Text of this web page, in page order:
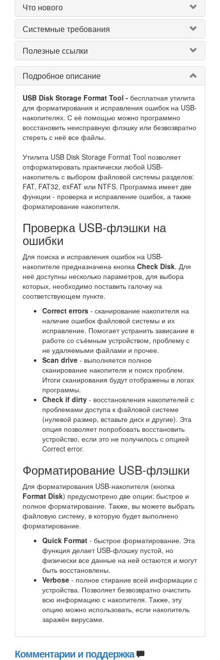
Что нового
Системные требования
Полезные ссылки
Подробное описание
USB Disk Storage Format Tool - бесплатная утилита
для форматирования и исправления ошибок на USB-
накопителях. С её помощью можно программно
восстановить неисправную флэшку или безвозвратно
стереть с неё все файлы.
Утилита USB Disk Storage Format Tool позволяет
отформатировать практически любой USB-
накопитель с выбором файловой системы разделов:
FAT, FAT32, exFAT или NTFS. Программа имеет две
функции - проверка и исправление ошибок, а также
форматирование накопителя.
Проверка USB-флэшки на
ошибки
Для поиска и исправления ошибок на USB-
накопителе предназначена кнопка Check Disk. Для
неё доступны несколько параметров, для выбора
которых, необходимо поставить галочку на
соответствующем пункте.
Correct errors - сканирование накопителя на
наличие ошибок файловой системы и их
исправление. Помогает устранить зависание в
работе со съёмным устройством, проблему с
не удаляемыми файлами и прочее.
Scan drive - выполняется полное
сканирование накопителя и поиск проблем.
Итоги сканирования будут отображены в логах
программы.
Check if dirty - восстановления накопителей с
проблемами доступа к файловой системе
(нулевой размер, вставьте диск и другие). Эта
опция позволяет попробовать восстановить
устройство, если это не получилось с опцией
Correct error.
Форматирование USB-флэшки
Для форматирования USB-накопителя (кнопка
Format Disk) предусмотрено две опции: быстрое и
полное форматирование. Также, вы можете выбрать
файловую систему, в которую будет выполнено
форматирование.
Quick Format - быстрое форматирование. Эта
функция делает USB-флэшку пустой, но
физически все данные на ней остаются и могут
быть восстановлены.
Verbose - полное стирание всей информации с
устройства. Позволяет безвозвратно очистить
всю информацию с накопителя. Также, эту
опцию можно использовать, если накопитель
заражён вирусами.
Комментарии и поддержка